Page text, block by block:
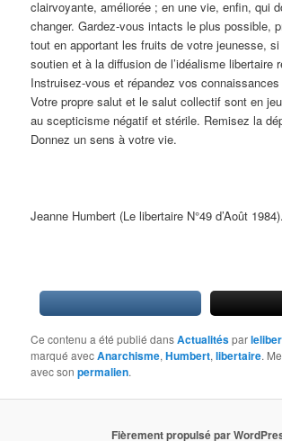
clairvoyante, améliorée ; en une vie, enfin, qui
changer. Gardez-vous intacts le plus possible,
tout en apportant les fruits de votre jeunesse,
soutien et à la diffusion de l’idéalisme libertaire
Instruisez-vous et répandez vos
Votre propre salut et le salut collectif sont en
au scepticisme négatif et stérile. Remisez la
Donnez un sens à votre vie.
Jeanne Humbert (Le libertaire N°49 d’Août 1984).
Ce contenu a été publié dansActualitéspar
marqué avecAnarchisme,Humbert,libertaire.
avec sonpermalien.
Fièrement propulsé par